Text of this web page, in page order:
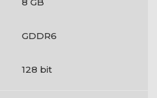
GDDR6
128 bit